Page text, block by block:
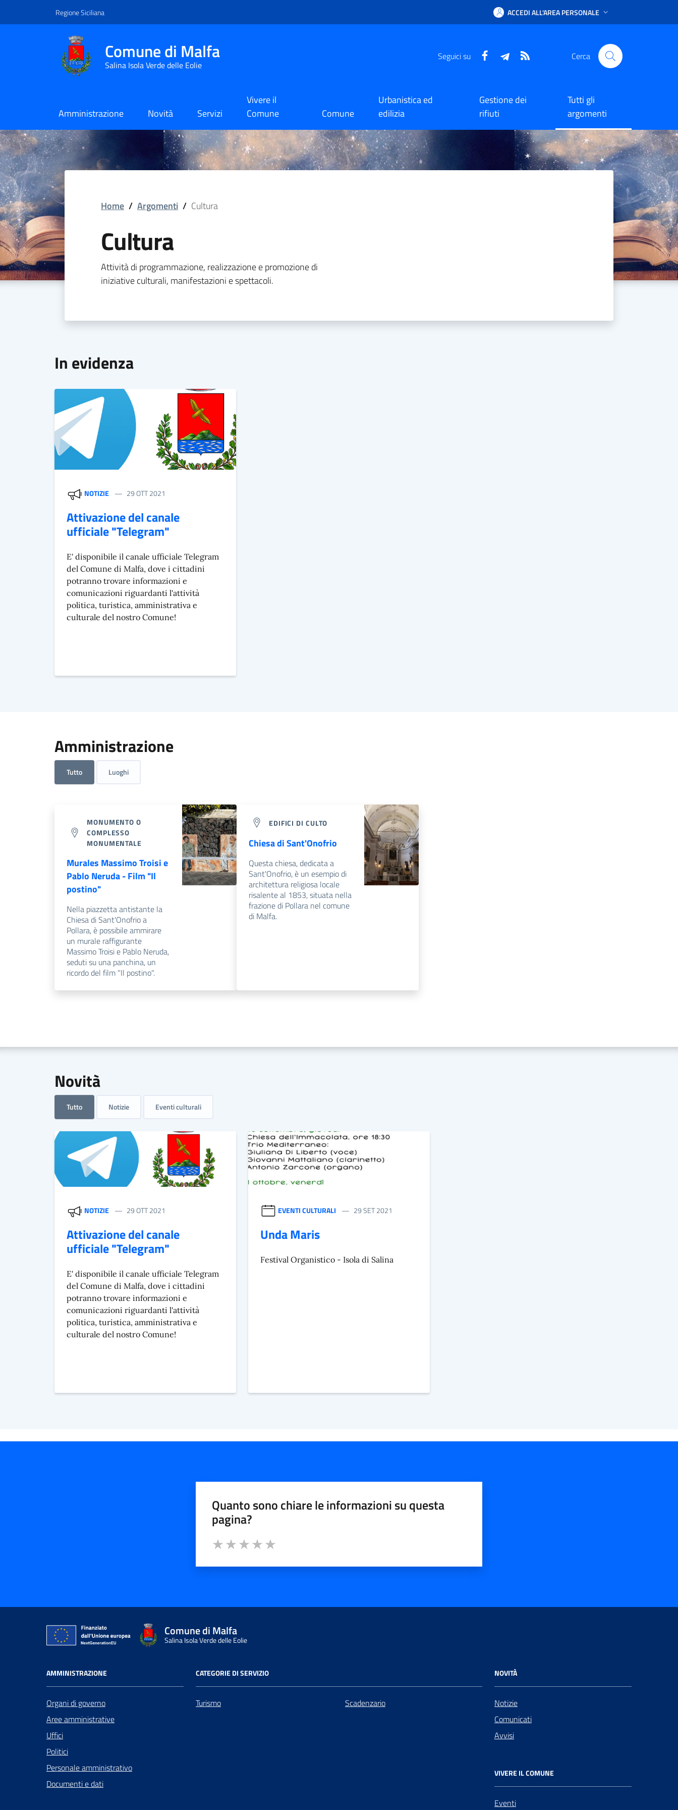
Regione Siciliana ACCEDI ALL'AREA PERSONALE
Comune di Malfa
Salina Isola Verde delle Eolie
Seguici su FacebookTelegram Cerca
Amministrazione Novità Servizi
Vivere il
Comune
Comune
Urbanistica ed
edilizia
Gestione dei
rifiuti
Tutti gli
argomenti
Home / Argomenti / Cultura
Cultura
Attività di programmazione, realizzazione e promozione di
iniziative culturali, manifestazioni e spettacoli.
In evidenza
NOTIZIE 29 OTT 2021
Attivazione del canale
ufficiale "Telegram"
E' disponibile il canale ufficiale Telegram
del Comune di Malfa, dove i cittadini
potranno trovare informazioni e
comunicazioni riguardanti l'attività
politica, turistica, amministrativa e
culturale del nostro Comune!
Amministrazione
Tutto Luoghi
MONUMENTO O
COMPLESSO
MONUMENTALE
Murales Massimo Troisi e
Pablo Neruda - Film "Il
postino"
Nella piazzetta antistante la
Chiesa di Sant'Onofrio a
Pollara, è possibile ammirare
un murale raffigurante
Massimo Troisi e Pablo Neruda,
seduti su una panchina, un
ricordo del film "Il postino".
EDIFICI DI CULTO
Chiesa di Sant'Onofrio
Questa chiesa, dedicata a
Sant'Onofrio, è un esempio di
architettura religiosa locale
risalente al 1853, situata nella
frazione di Pollara nel comune
di Malfa.
Novità
Tutto Notizie Eventi culturali
NOTIZIE 29 OTT 2021
Attivazione del canale
ufficiale "Telegram"
E' disponibile il canale ufficiale Telegram
del Comune di Malfa, dove i cittadini
potranno trovare informazioni e
comunicazioni riguardanti l'attività
politica, turistica, amministrativa e
culturale del nostro Comune!
EVENTI CULTURALI 29 SET 2021
Unda Maris
Festival Organistico - Isola di Salina
Quanto sono chiare le informazioni su questa
pagina?
Valuta da 1 a 5 stelle la pagina
Comune di Malfa
Salina Isola Verde delle Eolie
AMMINISTRAZIONE
Organi di governo
Aree amministrative
Uffici
Politici
Personale amministrativo
Documenti e dati
CATEGORIE DI SERVIZIO
Turismo Scadenzario
NOVITÀ
Notizie
Comunicati
Avvisi
VIVERE IL COMUNE
Eventi